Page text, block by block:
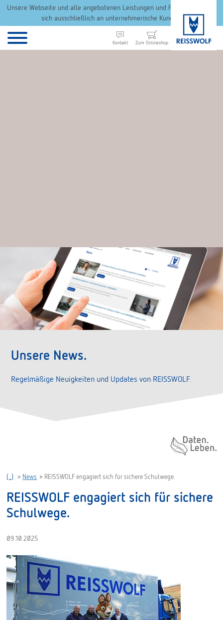
Unsere Webseite und alle angebotenen Leistungen und Produkte richten
sich ausschließlich an unternehmerische Kunden.
Kontakt Zum Onlineshop
Unsere News.
Regelmäßige Neuigkeiten und Updates von REISSWOLF.
Daten. Leben.
(..) » News » REISSWOLF engagiert sich für sichere Schulwege.
REISSWOLF engagiert sich für sichere
Schulwege.
09.10.2025